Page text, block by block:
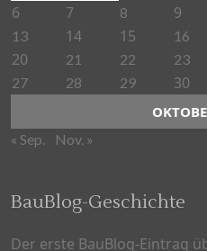
6
7 8 9
13 14 15 16
20
21 22 23
27 28 29 30
« Sep. Nov. »
BauBlog-Geschichte
Der erste BauBlog-Eintrag